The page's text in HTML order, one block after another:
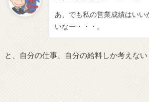
あ、でも私の営業成績はいい
いなー・・・。
と、自分の仕事、自分の給料しか考えない